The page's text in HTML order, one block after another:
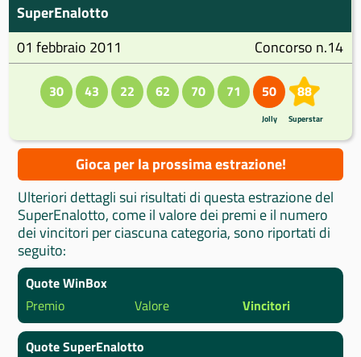
SuperEnalotto
01 febbraio 2011
Concorso n.14
30 43 22 62 70 71 50
Jolly
88
Superstar
Gioca per la prossima estrazione!
Ulteriori dettagli sui risultati di questa estrazione del
SuperEnalotto, come il valore dei premi e il numero
dei vincitori per ciascuna categoria, sono riportati di
seguito:
Quote WinBox
Premio
Valore Vincitori
Quote SuperEnalotto